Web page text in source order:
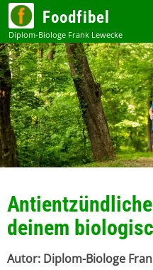
Zum
Inhalt
Foodfibel
deinem